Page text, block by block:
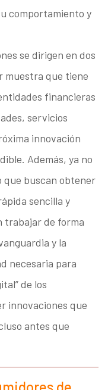
comportamiento y
se dirigen en dos
muestra que tiene
financieras
servicios
innovación
Además, ya no
que buscan obtener
sencilla y
trabajar de forma
y la
necesaria para
de los
innovaciones que
antes que